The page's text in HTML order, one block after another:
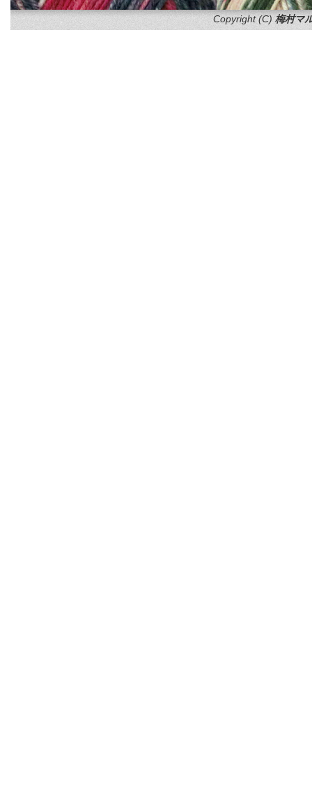
Copyright (C) 梅村マ